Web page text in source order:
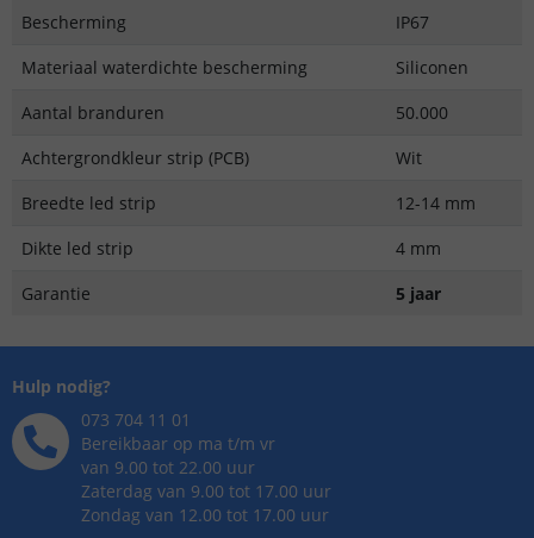
Bescherming
IP67
Materiaal waterdichte bescherming
Siliconen
Aantal branduren
50.000
Achtergrondkleur strip (PCB)
Wit
Breedte led strip
12-14 mm
Dikte led strip
4 mm
Garantie
5 jaar
Hulp nodig?
073 704 11 01
Bereikbaar op ma t/m vr
van 9.00 tot 22.00 uur
Zaterdag van 9.00 tot 17.00 uur
Zondag van 12.00 tot 17.00 uur